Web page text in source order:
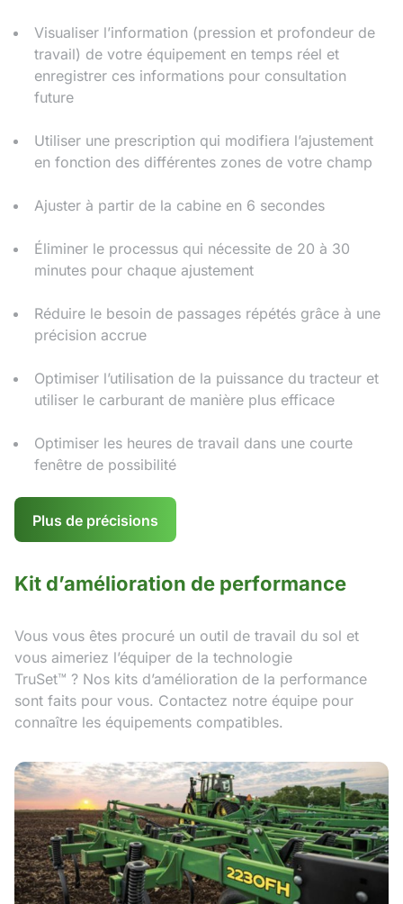
Visualiser l’information (pression et profondeur de
travail) de votre équipement en temps réel et
enregistrer ces informations pour consultation
future
Utiliser une prescription qui modifiera l’ajustement
en fonction des différentes zones de votre champ
Ajuster à partir de la cabine en 6 secondes
Éliminer le processus qui nécessite de 20 à 30
minutes pour chaque ajustement
Réduire le besoin de passages répétés grâce à une
précision accrue
Optimiser l’utilisation de la puissance du tracteur et
utiliser le carburant de manière plus efficace
Optimiser les heures de travail dans une courte
fenêtre de possibilité
Plus de précisions
Kit d’amélioration de performance
Vous vous êtes procuré un outil de travail du sol et
vous aimeriez l’équiper de la technologie
TruSet™ ? Nos kits d’amélioration de la performance
sont faits pour vous. Contactez notre équipe pour
connaître les équipements compatibles.